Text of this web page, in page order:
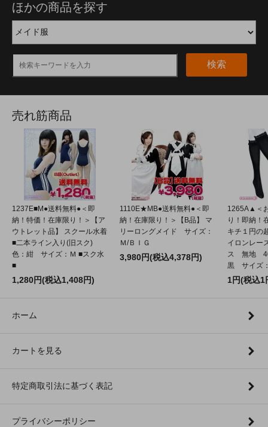
ほかの商品を探す
検索
売れ筋商品
1237E■M●送料無料●＜即
納！特価！在庫限り！＞【ア
ウトレット品】 スクール水着
■二本ライン入り(旧スク)
色：紺 サイズ：Ｍ ■スク水
■
1,280円(税込1,408円)
1110E★MB●送料無料●＜即
納！在庫限り！＞【B品】 マ
リーロングメイド サイズ：
Ｍ/ＢＩＧ
3,980円(税込4,378円)
1265A▲＜
り！即納！
キチ１円の
イロンレー
ス 無地
黒 サイズ
1円(税込1
ホーム
カートを見る
特定商取引法に基づく表記
プライバシーポリシー